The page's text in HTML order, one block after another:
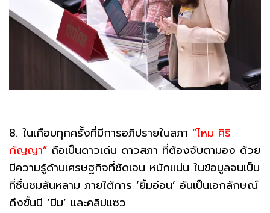
8. ในเกือบทุกครั้งที่มีการอภิปรายในสภา “ไหม ศิริ
กัญญา” ถือเป็นดาวเด่น ดาวสภา ที่ต้องจับตามอง ด้วย
มีความรู้ด้านเศรษฐกิจที่ชัดเจน หนักแน่น ในข้อมูลจนเป็น
ที่ชื่นชมล้นหลาม ภายใต้การ ‘ยิ้มอ่อน’ อันเป็นเอกลักษณ์
ถึงขั้นมี ‘มีม’ และคลิปแซว